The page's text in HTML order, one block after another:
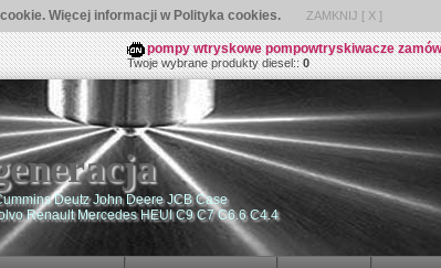
Więcej informacji w Polityka cookies. ZAMKNIJ [ X ]
pompy wtryskowe pompowtryskiwacze
Twoje wybrane produkty diesel::0
Deutz John Deere JCB Case
Renault Mercedes HEUI C9 C7 C6.6 C4.4